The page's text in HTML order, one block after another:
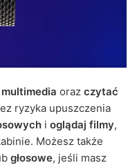
oraz czytać
ryzyka upuszczenia
i oglądaj filmy,
Możesz także
głosowe, jeśli masz